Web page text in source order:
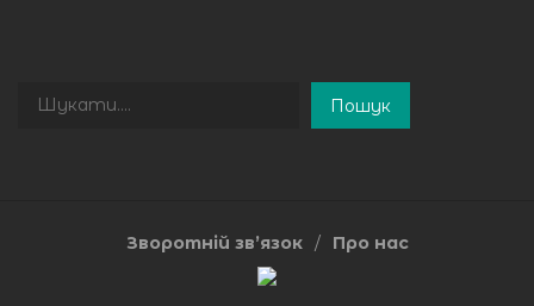
Пошук
Пошук
Зворотній зв’язок Про нас